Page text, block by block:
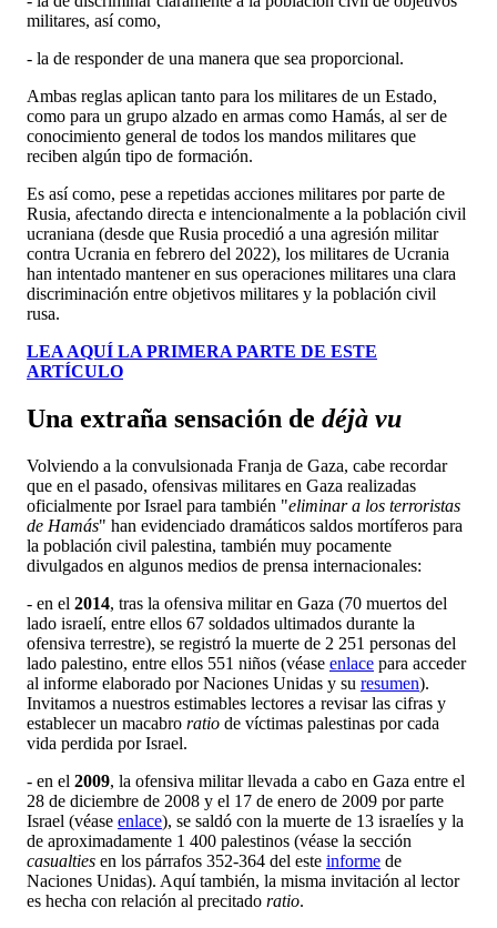
militares, así como,
- la de responder de una manera que sea proporcional.
Ambas reglas aplican tanto para los militares de un Estado,
como para un grupo alzado en armas como Hamás, al ser de
conocimiento general de todos los mandos militares que
reciben algún tipo de formación.
Es así como, pese a repetidas acciones militares por parte de
Rusia, afectando directa e intencionalmente a la población civil
ucraniana (desde que Rusia procedió a una agresión militar
contra Ucrania en febrero del 2022), los militares de Ucrania
han intentado mantener en sus operaciones militares una clara
discriminación entre objetivos militares y la población civil
rusa.
LEA AQUÍ LA PRIMERA PARTE DE ESTE
ARTÍCULO
Una extraña sensación de déjà vu
Volviendo a la convulsionada Franja de Gaza, cabe recordar
que en el pasado, ofensivas militares en Gaza realizadas
oficialmente por Israel para también "eliminar a los terroristas
de Hamás" han evidenciado dramáticos saldos mortíferos para
la población civil palestina, también muy pocamente
divulgados en algunos medios de prensa internacionales:
- en el 2014, tras la ofensiva militar en Gaza (70 muertos del
lado israelí, entre ellos 67 soldados ultimados durante la
ofensiva terrestre), se registró la muerte de 2 251 personas del
lado palestino, entre ellos 551 niños (véase enlace para acceder
al informe elaborado por Naciones Unidas y su resumen).
Invitamos a nuestros estimables lectores a revisar las cifras y
establecer un macabro ratio de víctimas palestinas por cada
vida perdida por Israel.
- en el 2009, la ofensiva militar llevada a cabo en Gaza entre el
28 de diciembre de 2008 y el 17 de enero de 2009 por parte
Israel (véase enlace), se saldó con la muerte de 13 israelíes y la
de aproximadamente 1 400 palestinos (véase la sección
casualties en los párrafos 352-364 del este informe de
Naciones Unidas). Aquí también, la misma invitación al lector
es hecha con relación al precitado ratio.